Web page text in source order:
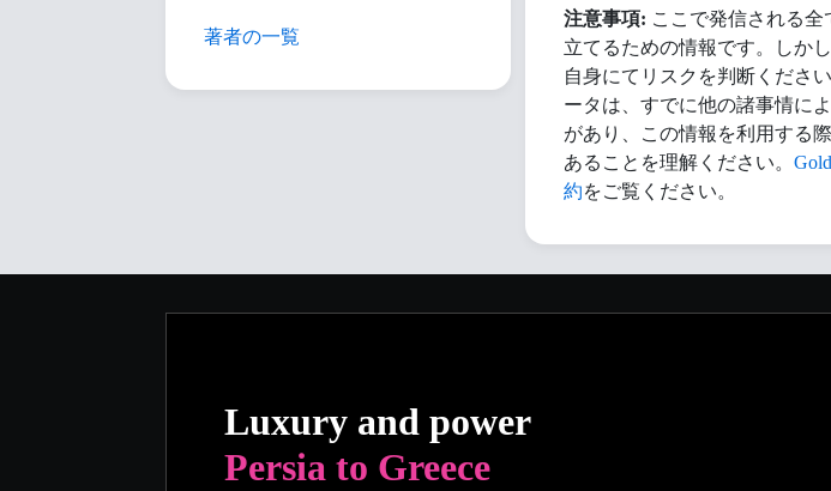
著者の一覧
注意事項: ここで発信される
立てるための情報です。しか
自身にてリスクを判断くださ
ータは、すでに他の諸事情に
があり、この情報を利用する
あることを理解ください。
約をご覧ください。
Luxury and power
Persia to Greece